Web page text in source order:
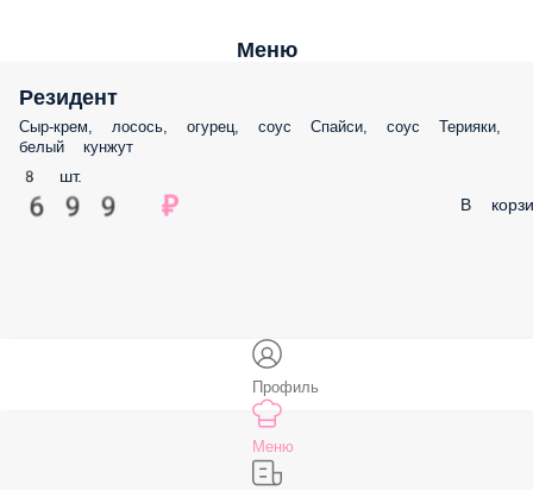
Меню
Резидент
Сыр-крем, лосось, огурец, соус Спайси, соус Терияки,
белый кунжут
8 шт.
699 ₽ В
Профиль
Меню